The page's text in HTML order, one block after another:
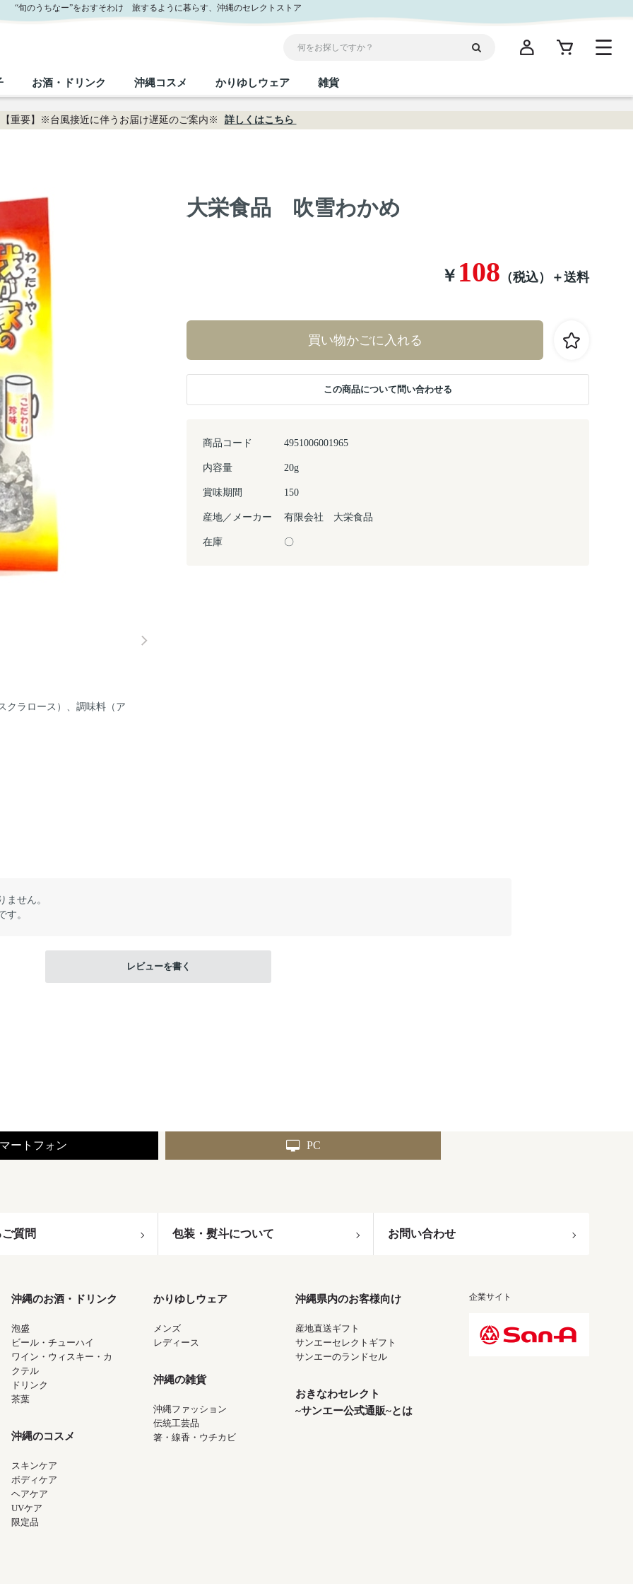
“旬のうちなー”をおすそわけ 旅するように暮らす、沖縄のセレクトストア
フルーツ・野菜 お肉
缶詰／パウチ 沖縄料理
レトルト食品
砂糖／黒砂糖 塩
しょうゆ
黒糖 ちんすこう 伝統菓子
おつまみ
お酒・ドリンク
泡盛 ビール・チューハイ
ドリンク
沖縄コスメ
スキンケア ボディケア
ヘアケア
限定品
かりゆしウェア
メンズ レディース
雑貨
沖縄ファッション 伝統工芸品
【重要】※台風接近に伴うお届け遅延のご案内※ 詳しくはこちら
ラロース）、調味料（ア
大栄食品 吹雪わかめ
￥ 108 （税込） ＋送料
商品コード 4951006001965
内容量 20g
賞味期間 150
産地／メーカー 有限会社 大栄食品
在庫 〇
買い物かごに入れる
この商品について問い合わせる
ません。
す。
レビューを書く
ートフォン PC
質問 包装・熨斗について お問い合わせ
沖縄のお酒・ドリンク
泡盛
ビール・チューハイ
ワイン・ウィスキー・カ
クテル
ドリンク
茶葉
沖縄のコスメ
スキンケア
ボディケア
ヘアケア
UVケア
限定品
かりゆしウェア
メンズ
レディース
沖縄の雑貨
沖縄ファッション
伝統工芸品
箸・線香・ウチカビ
沖縄県内のお客様向け
産地直送ギフト
サンエーセレクトギフト
サンエーのランドセル
おきなわセレクト
~サンエー公式通販~とは
企業サイト